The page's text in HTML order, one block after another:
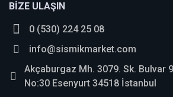
BİZE ULAŞIN
0 (530) 224 25 08
info@sismikmarket.com
Akçaburgaz Mh. 3079. Sk. Bulvar
No:30 Esenyurt 34518 İstanbul